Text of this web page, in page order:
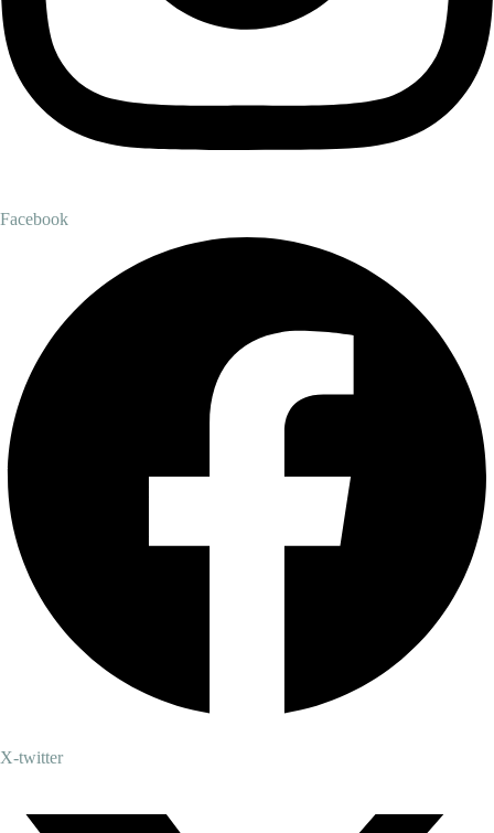
Facebook
X-twitter